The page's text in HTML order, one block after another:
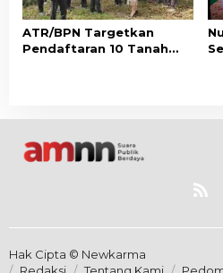
ATR/BPN Targetkan
Pendaftaran 10 Tanah
Hak Cipta © Newkarma
Redaksi
Tentang Kami